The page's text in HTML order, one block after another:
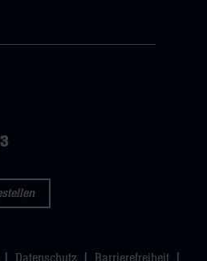
Datenschutz Barrierefreiheit